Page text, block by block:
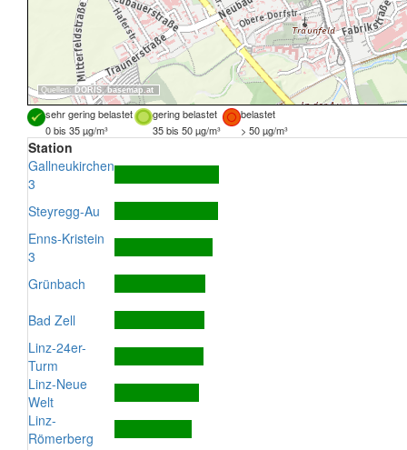
Quellen: DORIS, basemap.at
sehr gering belastet gering belastet
belastet
0 bis 35 µg/m³
35 bis 50 µg/m³ > 50 µg/m³
Station
Gallneukirchen
3
Steyregg-Au
Enns-Kristein
3
Grünbach
Bad Zell
Linz-24er-
Turm
Linz-Neue
Welt
Linz-
Römerberg